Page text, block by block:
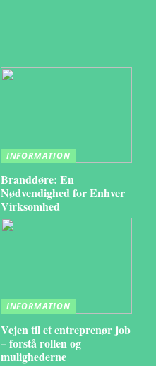
INFORMATION
Branddøre: En
Nødvendighed for Enhver
Virksomhed
INFORMATION
Vejen til et entreprenør job
– forstå rollen og
mulighederne